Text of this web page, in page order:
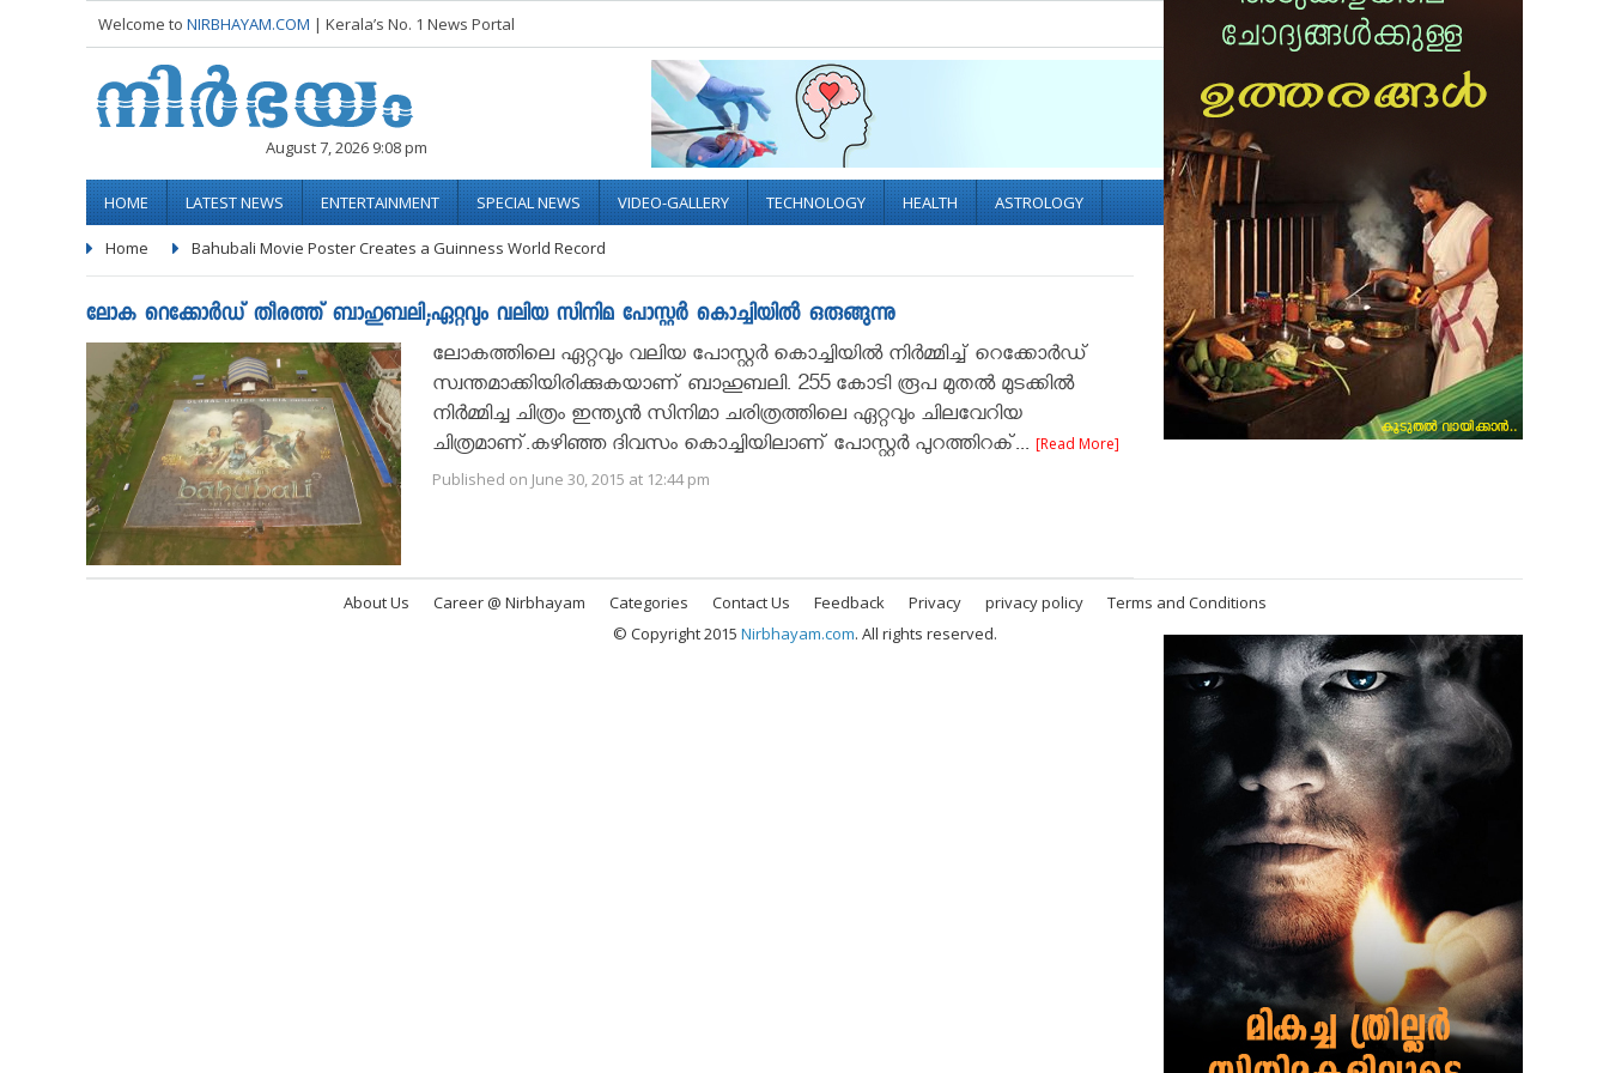
Welcome to NIRBHAYAM.COM | Kerala’s No. 1 News Portal Socialize with us
August 7, 2026 9:08 pm
HOME LATEST NEWS ENTERTAINMENT SPECIAL NEWS VIDEO-GALLERY TECHNOLOGY HEALTH ASTROLOGY
Home Bahubali Movie Poster Creates a Guinness World Record
ലോക റെക്കോർഡ് തീരത്ത് ബാഹുബലി;ഏറ്റവും വലിയ സിനിമ പോസ്റ്റര്‍ കൊച്ചിയില്‍ ഒരുങ്ങുന്നു
ലോകത്തിലെ ഏറ്റവും വലിയ പോസ്റ്റര്‍ കൊച്ചിയില്‍ നിര്‍മ്മിച്ച് റെക്കോർഡ്
സ്വന്തമാക്കിയിരിക്കുകയാണ് ബാഹുബലി. 255 കോടി രൂപ മുതൽ മുടക്കിൽ
നിർമ്മിച്ച ചിത്രം ഇന്ത്യൻ സിനിമാ ചരിത്രത്തിലെ ഏറ്റവും ചിലവേറിയ
ചിത്രമാണ്.കഴിഞ്ഞ ദിവസം കൊച്ചിയിലാണ് പോസ്റ്റർ പുറത്തിറക്... [Read More]
Published on June 30, 2015 at 12:44 pm
About Us Career @ Nirbhayam Categories Contact Us Feedback Privacy privacy policy
Terms and Conditions
© Copyright 2015 Nirbhayam.com. All rights reserved.